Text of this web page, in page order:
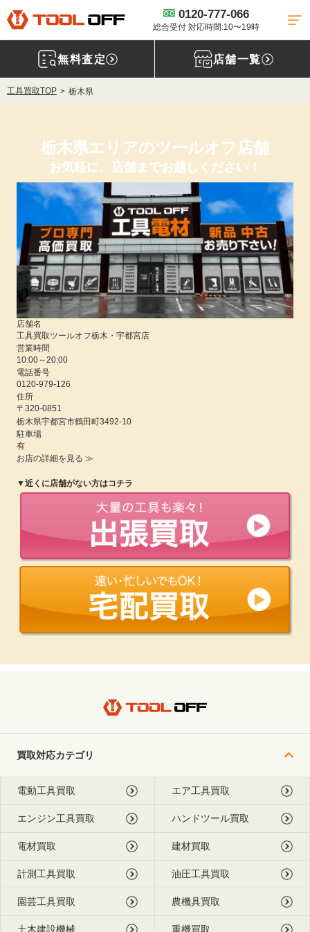
0120-777-066
総合受付 対応時間:10〜19時
無料査定 店舗一覧
工具買取TOP 栃木県
栃木県エリアのツールオフ店舗
お気軽に、店舗までお越しください！
店舗名
工具買取ツールオフ栃木・宇都宮店
営業時間
10:00～20:00
電話番号
0120-979-126
住所
〒320-0851
栃木県宇都宮市鶴田町3492-10
駐車場
有
お店の詳細を見る ≫
▼近くに店舗がない方はコチラ
買取対応カテゴリ
電動工具買取 エア工具買取
エンジン工具買取 ハンドツール買取
電材買取 建材買取
計測工具買取 油圧工具買取
園芸工具買取 農機具買取
土木建設機械 重機買取